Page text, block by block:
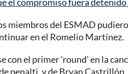
miembros del ESMAD
en el Romelio Martínez.
con el primer 'round' en la
penalti, y de Bryan